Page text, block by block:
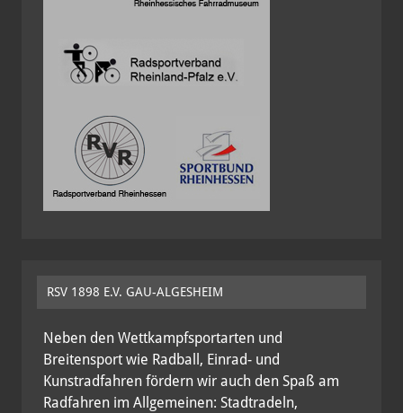
RSV 1898 E.V. GAU-ALGESHEIM
Neben den Wettkampfsportarten und
Breitensport wie Radball, Einrad- und
Kunstradfahren fördern wir auch den Spaß am
Radfahren im Allgemeinen: Stadtradeln,